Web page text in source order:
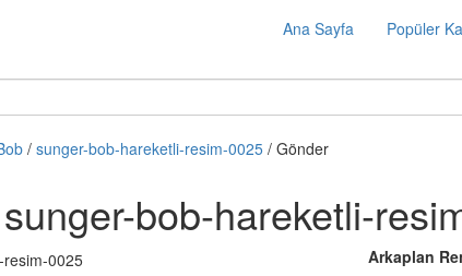
Ana Sayfa Popüler
/ sunger-bob-hareketli-resim-0025 / Gönder
bob-hareketli-
Arkaplan